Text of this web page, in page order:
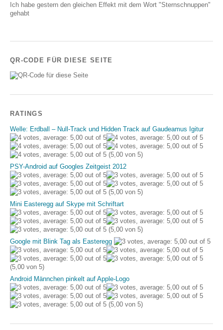
Ich habe gestern den gleichen Effekt mit dem Wort "Sternschnuppen"
gehabt
QR-CODE FÜR DIESE SEITE
RATINGS
Welle: Erdball – Null-Track und Hidden Track auf Gaudeamus Igitur
(5,00 von 5)
PSY-Android auf Googles Zeitgeist 2012
(5,00 von 5)
Mini Easteregg auf Skype mit Schriftart
(5,00 von 5)
Google mit Blink Tag als Easteregg
(5,00 von 5)
Android Männchen pinkelt auf Apple-Logo
(5,00 von 5)